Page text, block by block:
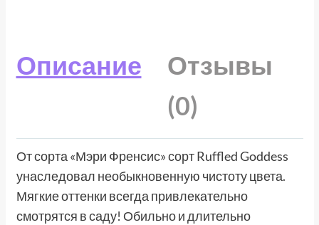
Описание
Отзывы
(0)
От сорта «Мэри Френсис» сорт Ruffled Goddess
унаследовал необыкновенную чистоту цвета.
Мягкие оттенки всегда привлекательно
смотрятся в саду! Обильно и длительно